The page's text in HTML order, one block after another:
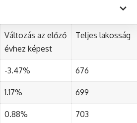
Változás az előző
évhez képest
Teljes lakosság
-3.47% 676
1.17% 699
0.88% 703